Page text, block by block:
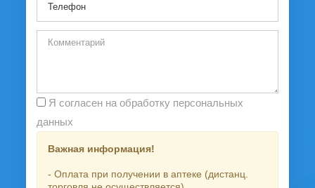
данных
Важная информация!
- Оплата при получении в аптеке (дистанц.